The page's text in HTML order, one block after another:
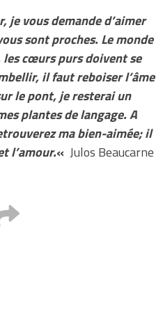
je vous demande d’aimer
sont proches. Le monde
cœurs purs doivent se
il faut reboiser l’âme
le pont, je resterai un
plantes de langage. A
ma bien-aimée; il
l’amour.« Julos Beaucarne